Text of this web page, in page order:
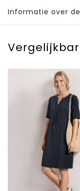
Informatie over de